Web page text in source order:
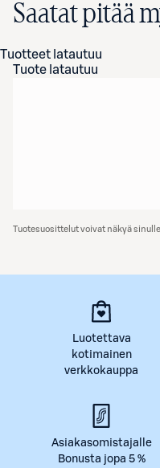
Saatat pitää
Tuotteet latautuu
Tuote latautuu
Tuotesuosittelut voivat näkyä
Luotettava
kotimainen
verkkokauppa
Asiakasomistajalle
Bonusta jopa 5 %